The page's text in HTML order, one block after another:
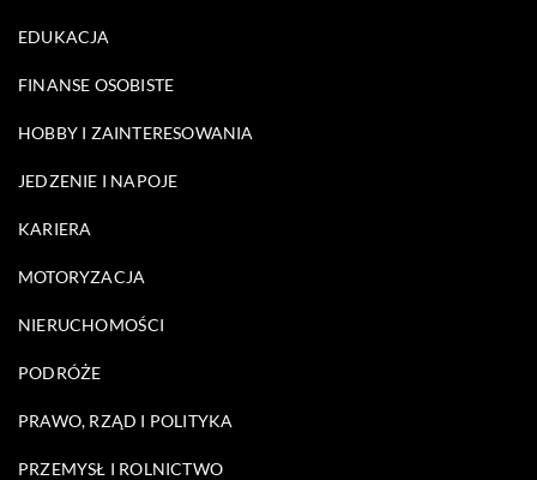
EDUKACJA
FINANSE OSOBISTE
HOBBY I ZAINTERESOWANIA
JEDZENIE I NAPOJE
KARIERA
MOTORYZACJA
NIERUCHOMOŚCI
PODRÓŻE
PRAWO, RZĄD I POLITYKA
PRZEMYSŁ I ROLNICTWO